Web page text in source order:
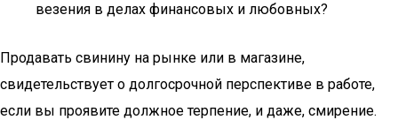
везения в делах финансовых и любовных?
Продавать свинину на рынке или в магазине,
свидетельствует о долгосрочной перспективе в работе,
если вы проявите должное терпение, и даже, смирение.